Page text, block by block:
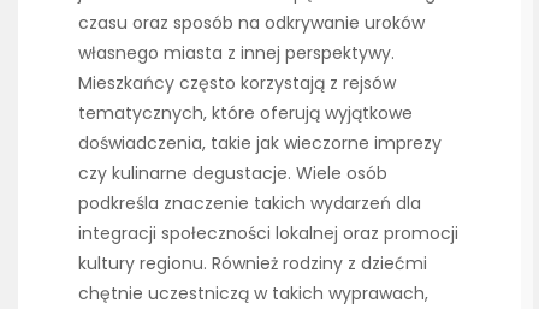
czasu oraz sposób na odkrywanie uroków
własnego miasta z innej perspektywy.
Mieszkańcy często korzystają z rejsów
tematycznych, które oferują wyjątkowe
doświadczenia, takie jak wieczorne imprezy
czy kulinarne degustacje. Wiele osób
podkreśla znaczenie takich wydarzeń dla
integracji społeczności lokalnej oraz promocji
kultury regionu. Również rodziny z dziećmi
chętnie uczestniczą w takich wyprawach,